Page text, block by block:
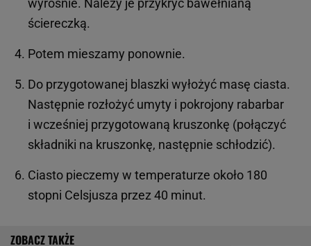
wyrośnie. Należy je przykryć bawełnianą
ściereczką.
Potem mieszamy ponownie.
Do przygotowanej blaszki wyłożyć masę ciasta.
Następnie rozłożyć umyty i pokrojony rabarbar
i wcześniej przygotowaną kruszonkę (połączyć
składniki na kruszonkę, następnie schłodzić).
Ciasto pieczemy w temperaturze około 180
stopni Celsjusza przez 40 minut.